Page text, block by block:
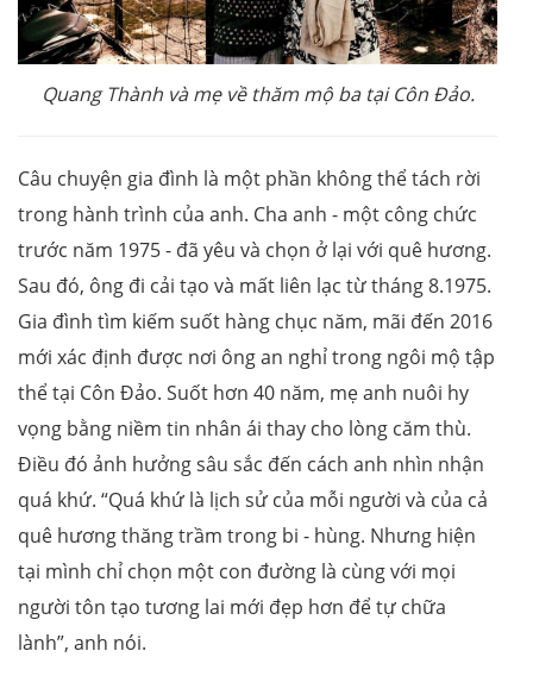
Quang Thành và mẹ về thăm mộ ba tại Côn Đảo.
Câu chuyện gia đình là một phần không thể tách rời
trong hành trình của anh. Cha anh - một công chức
trước năm 1975 - đã yêu và chọn ở lại với quê hương.
Sau đó, ông đi cải tạo và mất liên lạc từ tháng 8.1975.
Gia đình tìm kiếm suốt hàng chục năm, mãi đến 2016
mới xác định được nơi ông an nghỉ trong ngôi mộ tập
thể tại Côn Đảo. Suốt hơn 40 năm, mẹ anh nuôi hy
vọng bằng niềm tin nhân ái thay cho lòng căm thù.
Điều đó ảnh hưởng sâu sắc đến cách anh nhìn nhận
quá khứ. “Quá khứ là lịch sử của mỗi người và của cả
quê hương thăng trầm trong bi - hùng. Nhưng hiện
tại mình chỉ chọn một con đường là cùng với mọi
người tôn tạo tương lai mới đẹp hơn để tự chữa
lành”, anh nói.